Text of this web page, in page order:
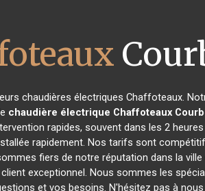
chaudières électriques Chaffoteaux.
chaudière électrique Chaffoteaux
rapides, souvent dans les 2
rapidement. Nos tarifs sont
fiers de notre réputation dans la ville
exceptionnel. Nous sommes les
et vos besoins. N'hésitez pas à